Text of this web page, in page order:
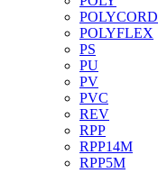
POLYCORD
POLYFLEX
PS
PU
PV
PVC
REV
RPP
RPP14M
RPP5M